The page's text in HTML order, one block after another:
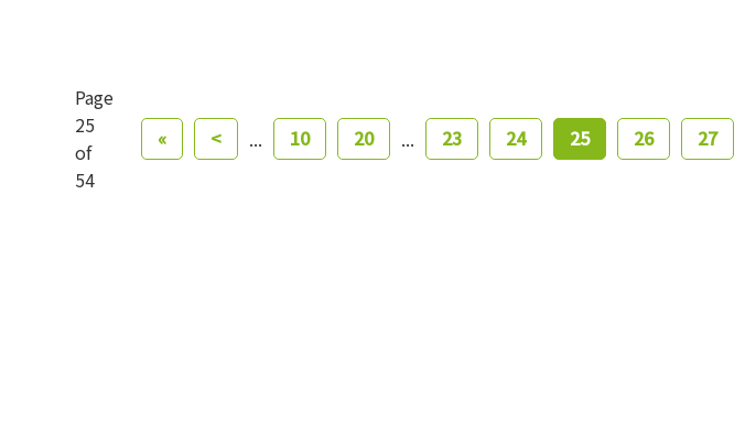
Page
25
of
54
« < ... 10 20 ... 23 24 25 26 27